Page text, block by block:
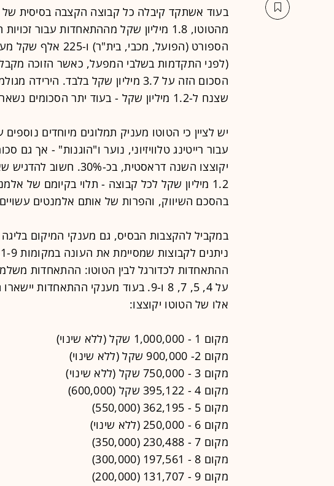
הספורט (הפועל,
הסכום הזה על 3.7 מיליון שקל בלבד.
שצנח ל-1.2 מיליון שקל - בעוד יתר הסכומים נשארו כפי שהיו אשתקד.
יש לציין כי הטוטו מעניק תמלוגים מיוחדים
עבור רייטינג טלוויזיוני, נוער ו"הוגנות" - אך גם
יקוצצו השנה דראסטית,
1.2 מיליון שקל לכל קבוצה - תלוי בקיומם של
בהסכם השיווק, והפרות של אותם אלמנטים
במקביל להקצבות הבסיס, גם מענקי המיקום בליגה
על 4, 5, 7, 8 ו-9. בעוד מענקי
אלו של הטוטו יקוצצו:
מקום 1 - 1,000,000 שקל (ללא שינוי)
מקום 2- 900,000 שקל (ללא שינוי)
מקום 3 - 750,000 שקל (ללא שינוי)
מקום 4 - 395,122 שקל (600,000)
מקום 5 - 362,195 (550,000)
מקום 6 - 250,000 (ללא שינוי)
מקום 7 - 230,488 (350,000)
מקום 8 - 197,561 (300,000)
מקום 9 - 131,707 (200,000)